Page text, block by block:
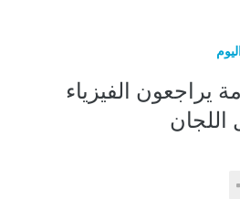
يراجعون الفيزياء
اللجان